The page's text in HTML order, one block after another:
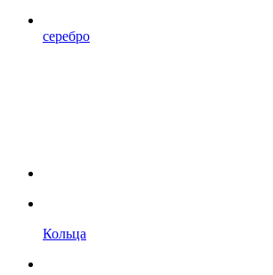
серебро
Кольца